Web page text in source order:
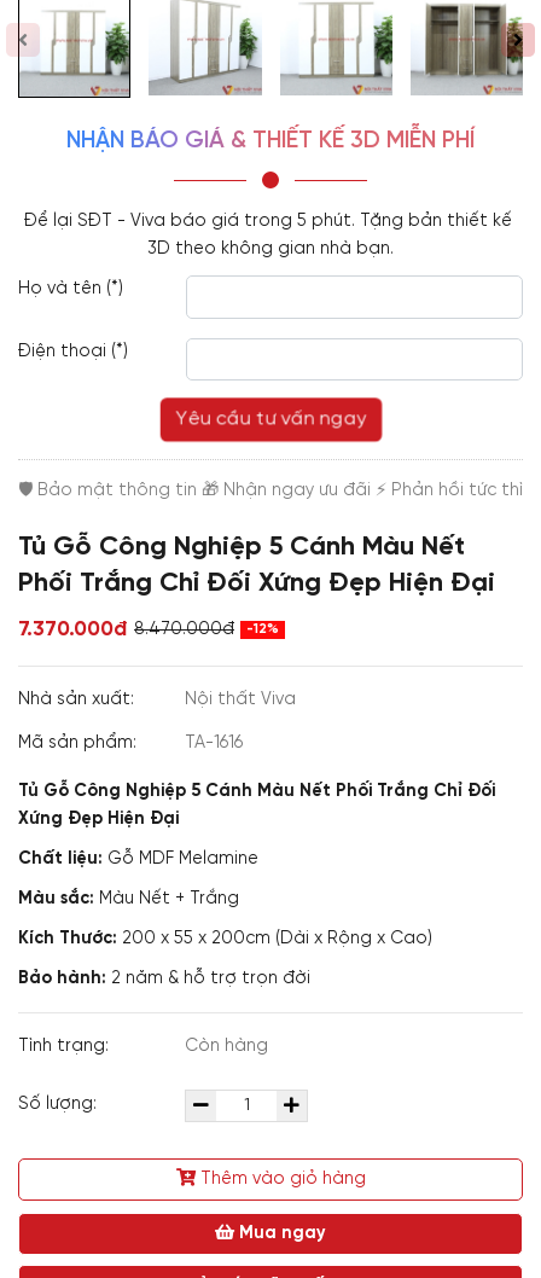
NHẬN BÁO GIÁ & THIẾT KẾ 3D MIỄN PHÍ
Để lại SĐT - Viva báo giá trong 5 phút. Tặng bản thiết kế
3D theo không gian nhà bạn.
Họ và tên (*)
Điện thoại (*)
Yêu cầu tư vấn ngay
Tủ Gỗ Công Nghiệp 5 Cánh Màu Nết
Phối Trắng Chỉ Đối Xứng Đẹp Hiện Đại
7.370.000đ 8.470.000đ -12%
Nhà sản xuất: Nội thất Viva
Mã sản phẩm: TA-1616
Tủ Gỗ Công Nghiệp 5 Cánh Màu Nết Phối Trắng Chỉ Đối
Xứng Đẹp Hiện Đại
Chất liệu: Gỗ MDF Melamine
Màu sắc: Màu Nết + Trắng
Kích Thước: 200 x 55 x 200cm (Dài x Rộng x Cao)
Bảo hành: 2 năm & hỗ trợ trọn đời
Tình trạng: Còn hàng
Số lượng:
Thêm vào giỏ hàng
Mua ngay